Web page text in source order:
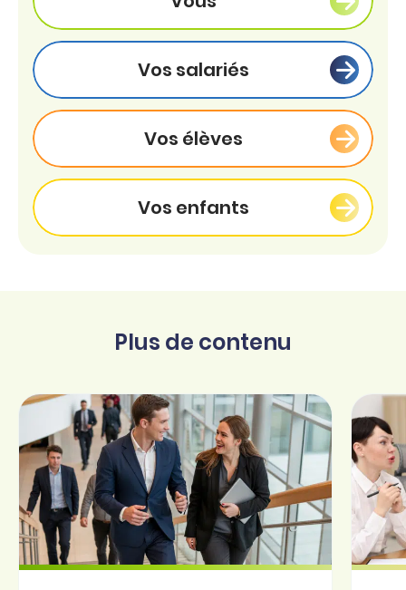
Vos salariés
Vos élèves
Vos enfants
Plus de contenu